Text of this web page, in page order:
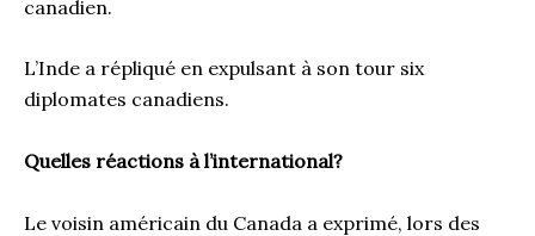
canadien.
L’Inde a répliqué en expulsant à son tour six
diplomates canadiens.
Quelles réactions à l’international?
Le voisin américain du Canada a exprimé, lors des